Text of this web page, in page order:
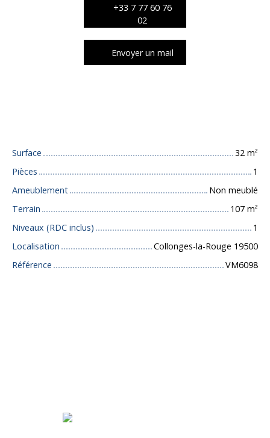
+33 7 77 60 76
02
Envoyer un mail
Surface 32 m²
Pièces
1
Ameublement
Non meublé
Terrain
107 m²
Niveaux (RDC inclus)
1
Localisation
Collonges-la-Rouge 19500
Référence
VM6098